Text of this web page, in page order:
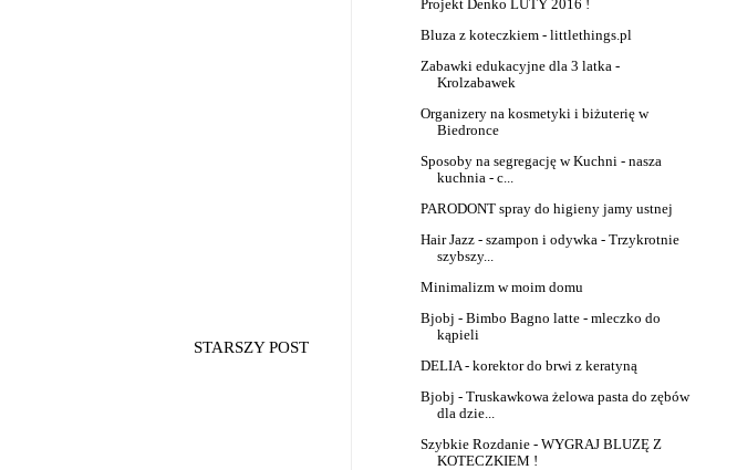
STARSZY POST
Projekt Denko LUTY 2016 !
Bluza z koteczkiem - littlethings.pl
Zabawki edukacyjne dla 3 latka -
Krolzabawek
Organizery na kosmetyki i biżuterię w
Biedronce
Sposoby na segregację w Kuchni - nasza
kuchnia - c...
PARODONT spray do higieny jamy ustnej
Hair Jazz - szampon i odywka - Trzykrotnie
szybszy...
Minimalizm w moim domu
Bjobj - Bimbo Bagno latte - mleczko do
kąpieli
DELIA - korektor do brwi z keratyną
Bjobj - Truskawkowa żelowa pasta do zębów
dla dzie...
Szybkie Rozdanie - WYGRAJ BLUZĘ Z
KOTECZKIEM !